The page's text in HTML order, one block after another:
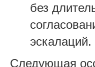
без
эскалаций.
Следующая